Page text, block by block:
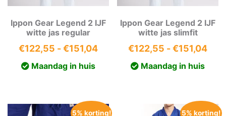
Ippon Gear Legend 2 IJF
witte jas regular
€122,55 -€151,04Prijsklasse:
€122,55
Maandag in huis
Ippon Gear Legend 2 IJF
witte jas slimfit
€122,55 -€151,04
Maandag in huis
5% korting! 5% korting!